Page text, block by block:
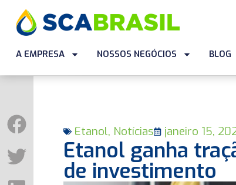
A EMPRESA NOSSOS NEGÓCIOS BLOG
Etanol, Notícias janeiro 15,
Etanol ganha
de investimento